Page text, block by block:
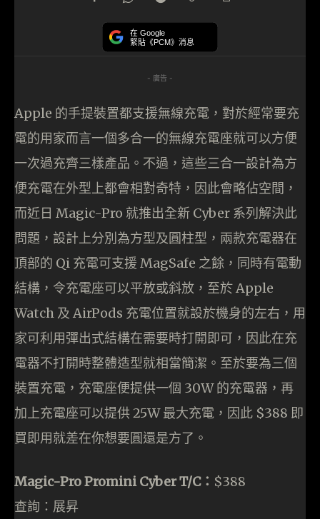
在 Google
緊貼《PCM》消息
- 廣告 -
Apple 的手提裝置都支援無線充電，對於經常要充
電的用家而言一個多合一的無線充電座就可以方便
一次過充齊三樣產品。不過，這些三合一設計為方
便充電在外型上都會相對奇特，因此會略佔空間，
而近日 Magic-Pro 就推出全新 Cyber 系列解決此
問題，設計上分別為方型及圓柱型，兩款充電器在
頂部的 Qi 充電可支援 MagSafe 之餘，同時有電動
結構，令充電座可以平放或斜放，至於 Apple
Watch 及 AirPods 充電位置就設於機身的左右，用
家可利用彈出式結構在需要時打開即可，因此在充
電器不打開時整體造型就相當簡潔。至於要為三個
裝置充電，充電座便提供一個 30W 的充電器，再
加上充電座可以提供 25W 最大充電，因此 $388 即
買即用就差在你想要圓還是方了。
Magic-Pro Promini Cyber T/C： $388
查詢：展昇